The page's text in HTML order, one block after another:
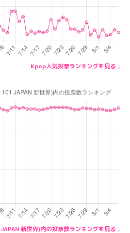
Kpop人気投票ランキングを見る
新世界)内の投票数ランキングを見る